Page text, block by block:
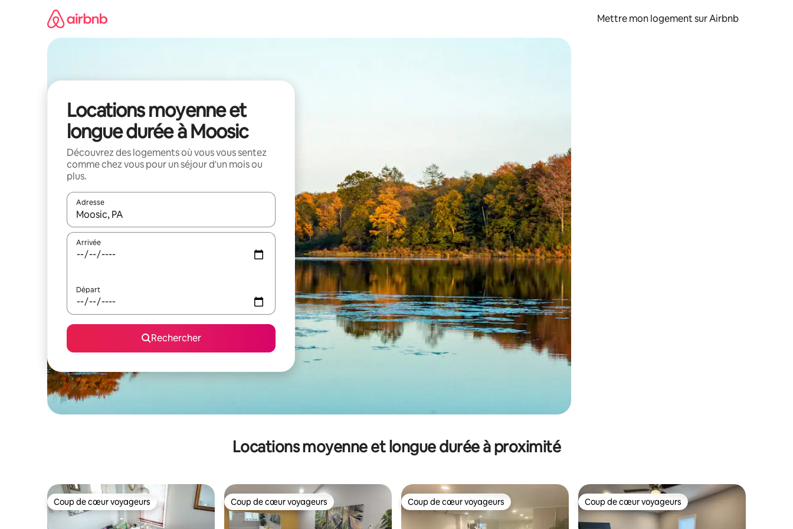
Mettre mon logement sur Airbnb
Locations moyenne et
longue durée à Moosic
Découvrez des logements où vous vous sentez
comme chez vous pour un séjour d'un mois ou
plus.
Adresse
Lorsque les résultats s'affichent, utilisez les flèches vers le haut et vers le bas pour les parcourir ou en appuyant et en faisant glisser.
Arrivée
Départ
Rechercher
Locations moyenne et longue durée à proximité
Coup de cœur voyageurs
Coup de cœur voyageurs Coup de cœur voyageurs
Coup de cœur voyageurs Coup de cœur voyageurs
Coup de cœur voyageurs Coup de cœur voyageurs
Coup de cœur voyageurs